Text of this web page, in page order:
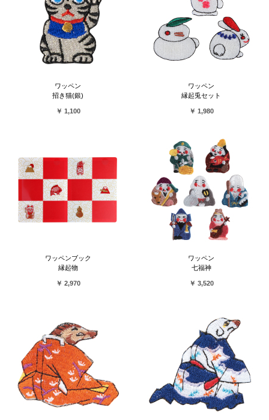
ワッペン
招き猫(銀)
￥ 1,100
ワッペン
縁起兎セット
￥ 1,980
ワッペンブック
縁起物
￥ 2,970
ワッペン
七福神
￥ 3,520